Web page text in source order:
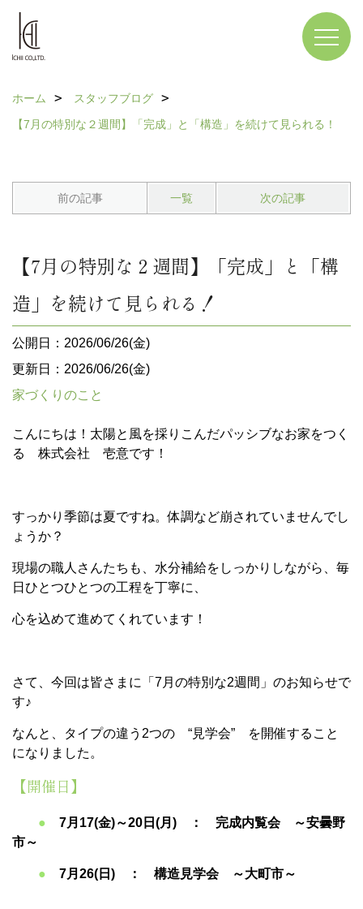
ホーム
スタッフブログ
【7月の特別な２週間】「完成」と「構造」を続けて見られる！
前の記事 一覧 次の記事
【7月の特別な２週間】「完成」と「構
造」を続けて見られる！
公開日：2026/06/26(金)
更新日：2026/06/26(金)
家づくりのこと
こんにちは！太陽と風を採りこんだパッシブなお家をつく
る 株式会社 壱意です！
すっかり季節は夏ですね。体調など崩されていませんでし
ょうか？
現場の職人さんたちも、水分補給をしっかりしながら、毎
日ひとつひとつの工程を丁寧に、
心を込めて進めてくれています！
さて、今回は皆さまに「7月の特別な2週間」のお知らせで
す♪
なんと、タイプの違う2つの “見学会” を開催すること
になりました。
【開催日】
● 7月17(金)～20日(月) ： 完成内覧会 ～安曇野
市～
● 7月26(日) ： 構造見学会 ～大町市～